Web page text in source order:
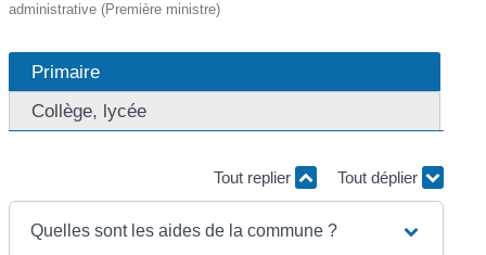
administrative (Première ministre)
Primaire
Collège, lycée
Tout replier Tout déplier
Quelles sont les aides de la commune ?